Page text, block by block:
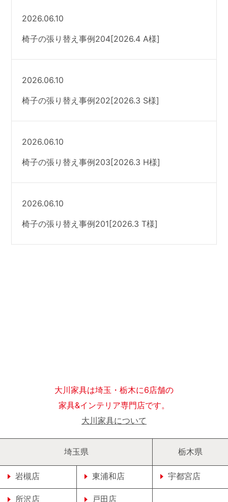
2026.06.10
椅子の張り替え事例204[2026.4 A様]
2026.06.10
椅子の張り替え事例202[2026.3 S様]
2026.06.10
椅子の張り替え事例203[2026.3 H様]
2026.06.10
椅子の張り替え事例201[2026.3 T様]
大川家具は埼玉・栃木に6店舗の
家具&インテリア専門店です。
大川家具について
埼玉県
岩槻店 東浦和店
所沢店 戸田店
栃木県
宇都宮店